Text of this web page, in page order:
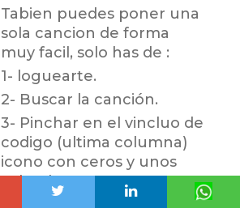
Tabien puedes poner una
sola cancion de forma
muy facil, solo has de :
1- loguearte.
2- Buscar la canción.
3- Pinchar en el vincluo de
codigo (ultima columna)
icono con ceros y unos
volando.